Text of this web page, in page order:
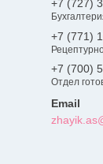
+7 (727)
+7 (771)
+7 (700)
Отдел